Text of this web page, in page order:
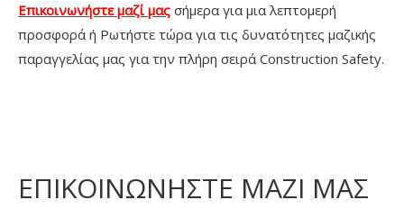
Επικοινωνήστε μαζί μας σήμερα για μια λεπτομερή
προσφορά ή Ρωτήστε τώρα για τις δυνατότητες μαζικής
παραγγελίας μας για την πλήρη σειρά Construction Safety.
ΕΠΙΚΟΙΝΩΝΗΣΤΕ ΜΑΖΙ ΜΑΣ